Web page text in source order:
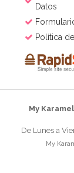
Datos
Política
My
De Lunes a
My